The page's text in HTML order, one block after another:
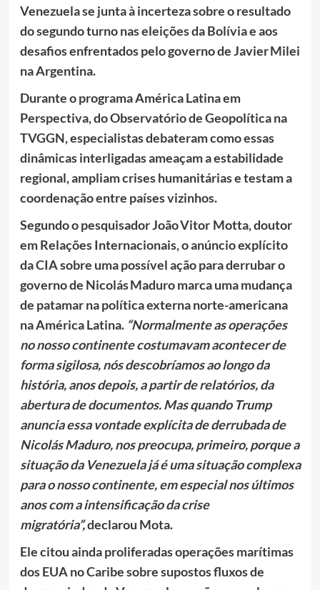
Venezuela se junta à incerteza sobre o resultado
do segundo turno nas eleições da Bolívia e aos
desafios enfrentados pelo governo de Javier Milei
na Argentina.
Durante o programa América Latina em
Perspectiva, do Observatório de Geopolítica na
TVGGN, especialistas debateram como essas
dinâmicas interligadas ameaçam a estabilidade
regional, ampliam crises humanitárias e testam a
coordenação entre países vizinhos.
Segundo o pesquisador João Vitor Motta, doutor
em Relações Internacionais, o anúncio explícito
da CIA sobre uma possível ação para derrubar o
governo de Nicolás Maduro marca uma mudança
de patamar na política externa norte-americana
na América Latina. “Normalmente as operações
no nosso continente costumavam acontecer de
forma sigilosa, nós descobríamos ao longo da
história, anos depois, a partir de relatórios, da
abertura de documentos. Mas quando Trump
anuncia essa vontade explícita de derrubada de
Nicolás Maduro, nos preocupa, primeiro, porque a
situação da Venezuela já é uma situação complexa
para o nosso continente, em especial nos últimos
anos com a intensificação da crise
migratória”,declarou Mota.
Ele citou ainda proliferadas operações marítimas
dos EUA no Caribe sobre supostos fluxos de